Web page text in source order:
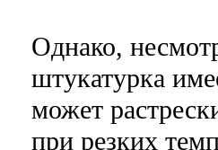
Однако,
штукатурка
может
при резких